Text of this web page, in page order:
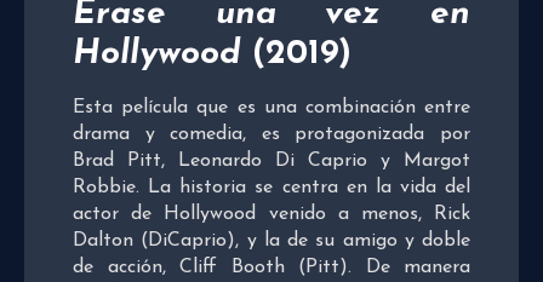
Érase una vez en
Hollywood (2019)
Esta película que es una combinación entre
drama y comedia, es protagonizada por
Brad Pitt, Leonardo Di Caprio y Margot
Robbie. La historia se centra en la vida del
actor de Hollywood venido a menos, Rick
Dalton (DiCaprio), y la de su amigo y doble
de acción, Cliff Booth (Pitt). De manera